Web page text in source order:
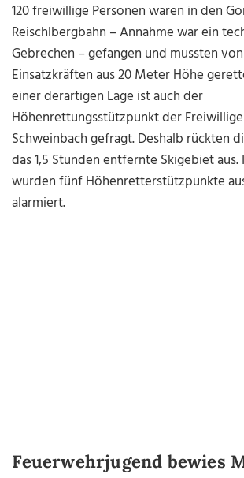
120 freiwillige Personen waren in den
Reischlbergbahn – Annahme war ein
Gebrechen – gefangen und mussten
Einsatzkräften aus 20 Meter Höhe
einer derartigen Lage ist auch der
Höhenrettungsstützpunkt der
Schweinbach gefragt. Deshalb rückten
das 1,5 Stunden entfernte Skigebiet aus.
wurden fünf Höhenretterstützpunkte
alarmiert.
Feuerwehrjugend bewies